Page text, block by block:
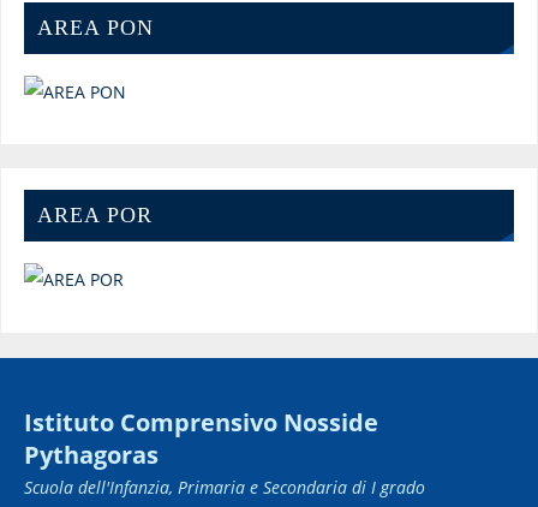
AREA PON
AREA POR
Istituto Comprensivo Nosside
Pythagoras
Scuola dell'Infanzia, Primaria e Secondaria di I grado